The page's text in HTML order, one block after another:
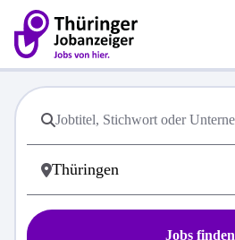
Jobs finden